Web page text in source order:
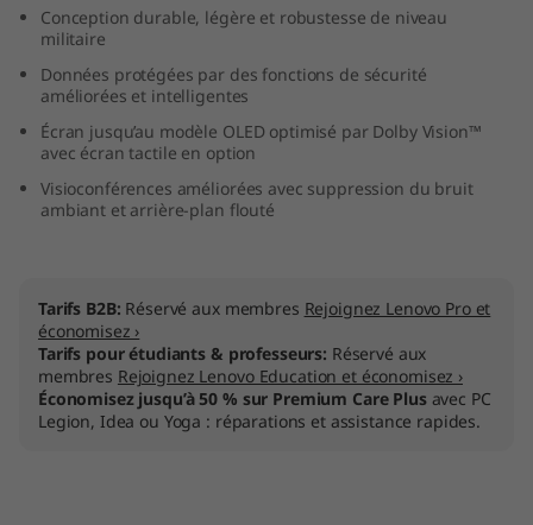
e
Conception durable, légère et robustesse de niveau
militaire
Données protégées par des fonctions de sécurité
améliorées et intelligentes
Écran jusqu’au modèle OLED optimisé par Dolby Vision™
avec écran tactile en option
Visioconférences améliorées avec suppression du bruit
ambiant et arrière-plan flouté
Tarifs B2B: Réservé aux membres Rejoignez Lenovo Pro et
économisez ›
Tarifs pour étudiants & professeurs: Réservé aux
membres Rejoignez Lenovo Education et économisez ›
Économisez jusqu’à 50 % sur Premium Care Plusavec PC
Legion, Idea ou Yoga : réparations et assistance rapides.